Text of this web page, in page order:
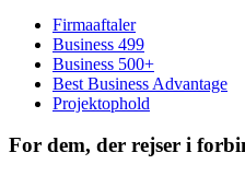
Firmaaftaler
Business 499
Business 500+
Best Business Advantage
Projektophold
For dem, der rejser i